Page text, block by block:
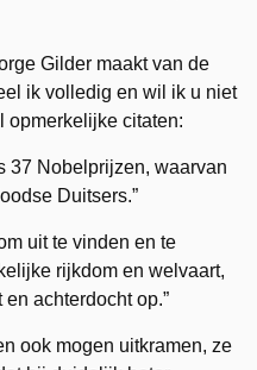
Gilder maakt van de
ik volledig en wil ik u niet
opmerkelijke citaten:
37 Nobelprijzen, waarvan
Duitsers.”
uit te vinden en te
rijkdom en welvaart,
achterdocht op.”
ook mogen uitkramen, ze